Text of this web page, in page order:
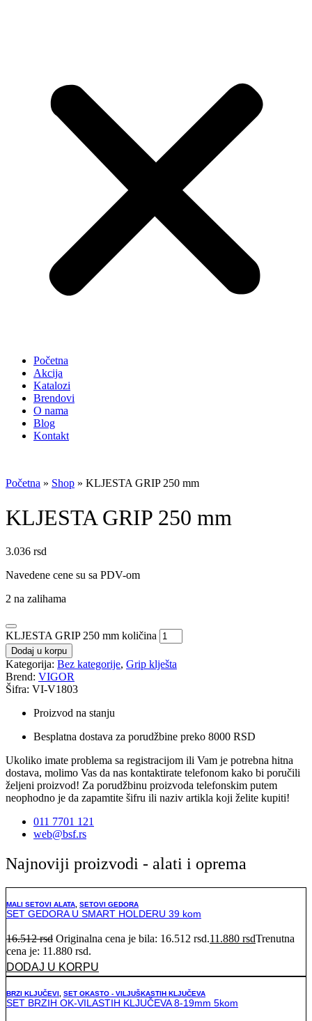
Početna
Akcija
Katalozi
Brendovi
O nama
Blog
Kontakt
Početna » Shop » KLJESTA GRIP 250 mm
KLJESTA GRIP 250 mm
3.036 rsd
Navedene cene su sa PDV-om
2 na zalihama
KLJESTA GRIP 250 mm količina
Dodaj u korpu
Kategorija: Bez kategorije, Grip klješta
Brend: VIGOR
Šifra: VI-V1803
Proizvod na stanju
Besplatna dostava za porudžbine preko 8000 RSD
Ukoliko imate problema sa registracijom ili Vam je potrebna hitna
dostava, molimo Vas da nas kontaktirate telefonom kako bi poručili
željeni proizvod! Za porudžbinu proizvoda telefonskim putem
neophodno je da zapamtite šifru ili naziv artikla koji želite kupiti!
011 7701 121
web@bsf.rs
Najnoviji proizvodi - alati i oprema
MALI SETOVI ALATA SETOVI GEDORA
SET GEDORA U SMART HOLDERU 39 kom
16.512rsd Originalna cena je bila: 16.512 rsd.11.880 rsdTrenutna
cena je: 11.880 rsd.
DODAJ U KORPU
BRZI KLJUČEVI SET OKASTO - VILJUŠKASTIH KLJUČEVA
SET BRZIH OK-VILASTIH KLJUČEVA 8-19mm 5kom